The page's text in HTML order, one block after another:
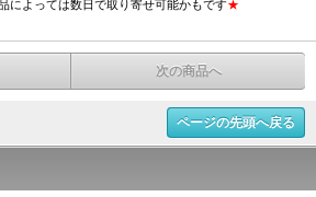
によっては数日で取り寄せ可能かもです★
次の商品へ
ページの先頭へ戻る